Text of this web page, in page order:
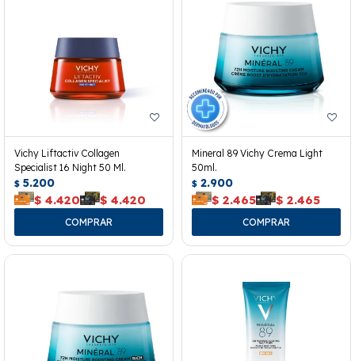
Vichy Liftactiv Collagen
Specialist 16 Night 50 Ml.
$ 5.200
$ 4.420 $ 4.420
Mineral 89 Vichy Crema Light
50ml.
$ 2.900
$ 2.465 $ 2.465